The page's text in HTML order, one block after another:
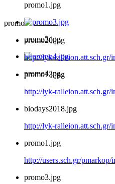
promo1.jpg
promo3.jpg
promo4.jpg
promo
promo20.jpg
http://lyk-ralleion.att.sch.gr/
promo13.jpg
http://lyk-ralleion.att.sch.gr/
biodays2018.jpg
http://lyk-ralleion.att.sch.gr/
promo1.jpg
http://users.sch.gr/
promo3.jpg